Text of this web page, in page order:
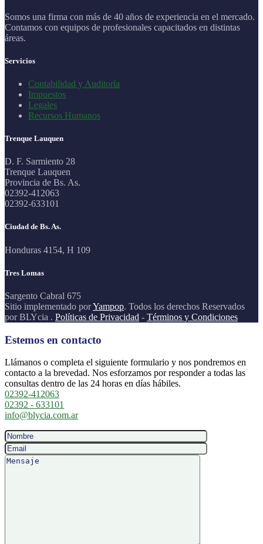
Somos una firma con más de 40 años de experiencia en el mercado.
Contamos con equipos de profesionales capacitados en distintas
áreas.
Servicios
Contabilidad y Auditoría
Impuestos
Legales
Recursos Humanos
Trenque Lauquen
D. F. Sarmiento 28
Trenque Lauquen
Provincia de Bs. As.
02392-412063
02392-633101
Ciudad de Bs. As.
Honduras 4154, H 109
Tres Lomas
Sargento Cabral 675
Sitio implementado porYampop. Todos los derechos Reservados
por BLYcia . Políticas de Privacidad - Términos y Condiciones
Estemos en contacto
Llámanos o completa el siguiente formulario y nos pondremos en
contacto a la brevedad. Nos esforzamos por responder a todas las
consultas dentro de las 24 horas en días hábiles.
02392-412063
02392 - 633101
info@blycia.com.ar